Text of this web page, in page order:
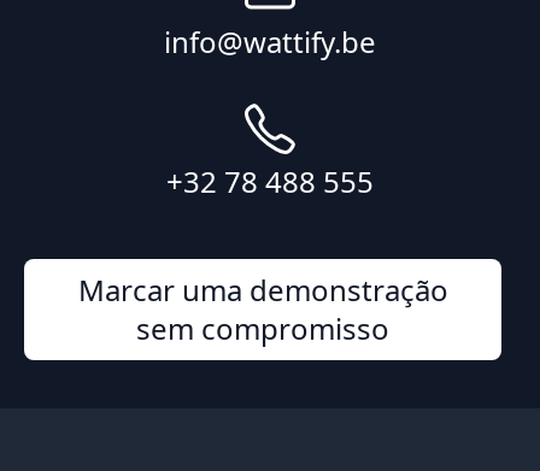
info@wattify.be
+32 78 488 555
Marcar uma demonstração
sem compromisso